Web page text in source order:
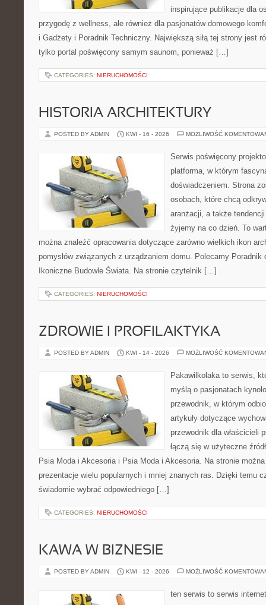
inspirujące publikacje dla
przygodę z wellness, ale również dla pasjonatów domowego
i Gadżety i Poradnik Techniczny. Największą siłą tej strony jest
tylko portal poświęcony samym saunom, ponieważ […]
CATEGORIES: NIERUCHOMOŚCI
HISTORIA ARCHITEKTURY
POSTED BY ADMIN KWI - 16 - 2026 MOŻLIWOŚĆ
Serwis poświęcony
platforma, w którym
doświadczeniem. Strona
osobach, które chcą
aranżacji, a także
żyjemy na co dzień. To
można znaleźć opracowania dotyczące zarówno wielkich ikon
pomysłów związanych z urządzaniem domu. Polecamy Poradnik
Ikoniczne Budowle Świata. Na stronie czytelnik […]
CATEGORIES: NIERUCHOMOŚCI
ZDROWIE I PROFILAKTYKA
POSTED BY ADMIN KWI - 14 - 2026 MOŻLIWOŚĆ
Pakawilkolaka to serwis,
myślą o pasjonatach
przewodnik, w którym
artykuły dotyczące
przewodnik dla właścicieli
łączą się w użyteczne
Psia Moda i Akcesoria i Psia Moda i Akcesoria. Na stronie
prezentacje wielu popularnych i mniej znanych ras. Dzięki temu
świadomie wybrać odpowiedniego […]
CATEGORIES: NIERUCHOMOŚCI
KAWA W BIZNESIE
POSTED BY ADMIN KWI - 12 - 2026 MOŻLIWOŚĆ
ten serwis to serwis